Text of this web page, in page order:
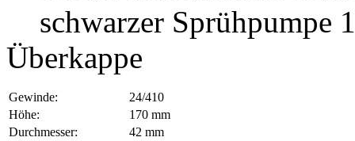
schwarzer Sprühpumpe
Überkappe
Gewinde:
24/410
Höhe:
170 mm
Durchmesser:
42 mm